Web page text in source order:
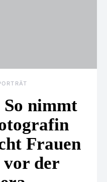
nimmt
Frauen
vor der